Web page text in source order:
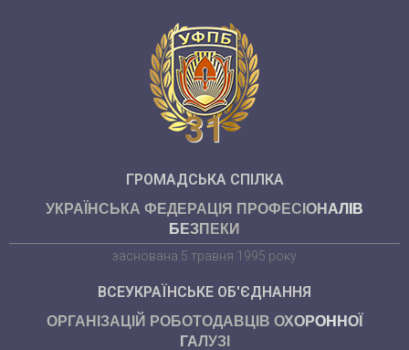
31
ГРОМАДСЬКА СПІЛКА
УКРАЇНСЬКА ФЕДЕРАЦІЯ ПРОФЕСІОНАЛІВ
БЕЗПЕКИ
заснована 5 травня 1995 року
ВСЕУКРАЇНСЬКЕ ОБ'ЄДНАННЯ
ОРГАНІЗАЦІЙ РОБОТОДАВЦІВ ОХОРОННОЇ
ГАЛУЗІ